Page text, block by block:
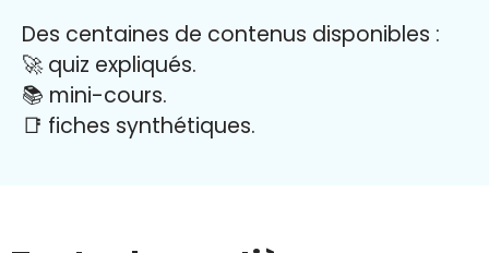
Des centaines de contenus disponibles :
🚀 quiz expliqués.
📚 mini-cours.
📑 fiches synthétiques.